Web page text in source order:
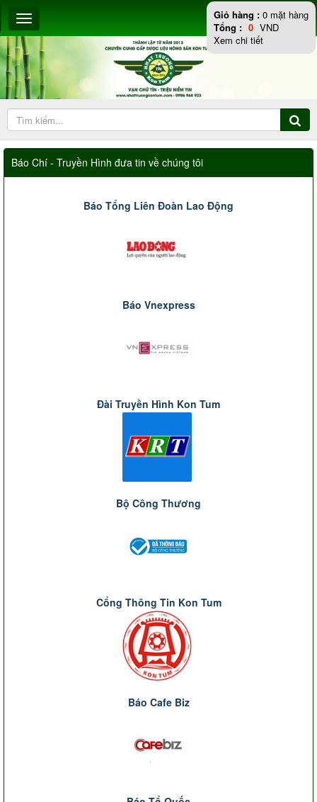
Báo Chí - Truyền Hình đưa tin về chúng tôi
Báo Tổng Liên Đoàn Lao Động
Báo Vnexpress
Đài Truyền Hình Kon Tum
Bộ Công Thương
Cổng Thông Tin Kon Tum
Báo Cafe Biz
Giỏ hàng : 0 mặt hàng
Tổng : 0 VND
Xem chi tiết